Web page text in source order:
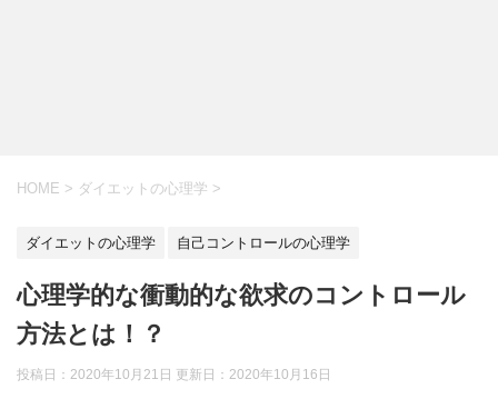
HOME > ダイエットの心理学 >
ダイエットの心理学 自己コントロールの心理学
心理学的な衝動的な欲求のコントロール
方法とは！？
投稿日：2020年10月21日 更新日： 2020年10月16日